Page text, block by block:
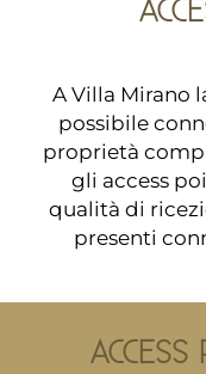
A Villa Mirano
possibile
proprietà
gli access
qualità di
presenti